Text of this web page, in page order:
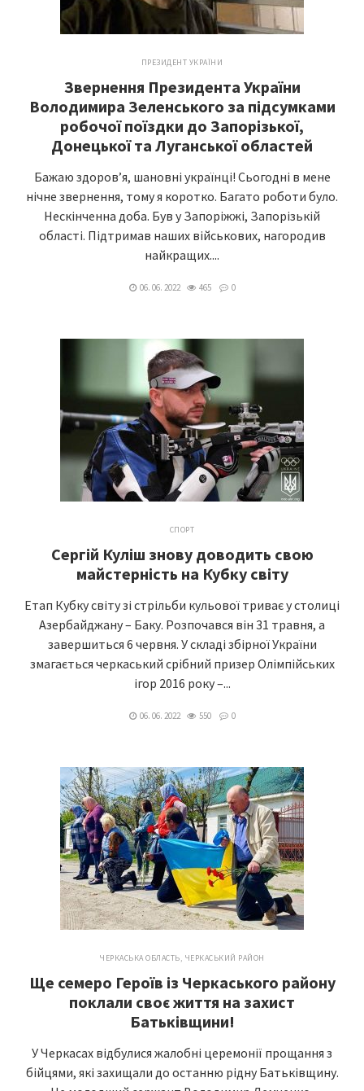
ПРЕЗИДЕНТ УКРАЇНИ
Звернення Президента України
Володимира Зеленського за підсумками
робочої поїздки до Запорізької,
Донецької та Луганської областей
Бажаю здоров’я, шановні українці! Сьогодні в мене
нічне звернення, тому я коротко. Багато роботи було.
Нескінченна доба. Був у Запоріжжі, Запорізькій
області. Підтримав наших військових, нагородив
найкращих....
06. 06. 2022 465 0
СПОРТ
Сергій Куліш знову доводить свою
майстерність на Кубку світу
Етап Кубку світу зі стрільби кульової триває у столиці
Азербайджану – Баку. Розпочався він 31 травня, а
завершиться 6 червня. У складі збірної України
змагається черкаський срібний призер Олімпійських
ігор 2016 року –...
06. 06. 2022 550 0
ЧЕРКАСЬКА ОБЛАСТЬ, ЧЕРКАСЬКИЙ РАЙОН
Ще семеро Героїв із Черкаського району
поклали своє життя на захист
Батьківщини!
У Черкасах відбулися жалобні церемонії прощання з
бійцями, які захищали до останню рідну Батьківщину.